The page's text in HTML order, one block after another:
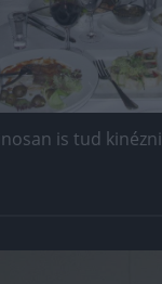
is tud kinézni